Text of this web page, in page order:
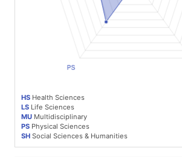
HS Health Sciences
LS Life Sciences
MU Multidisciplinary
PS Physical Sciences
SH Social Sciences & Humanities